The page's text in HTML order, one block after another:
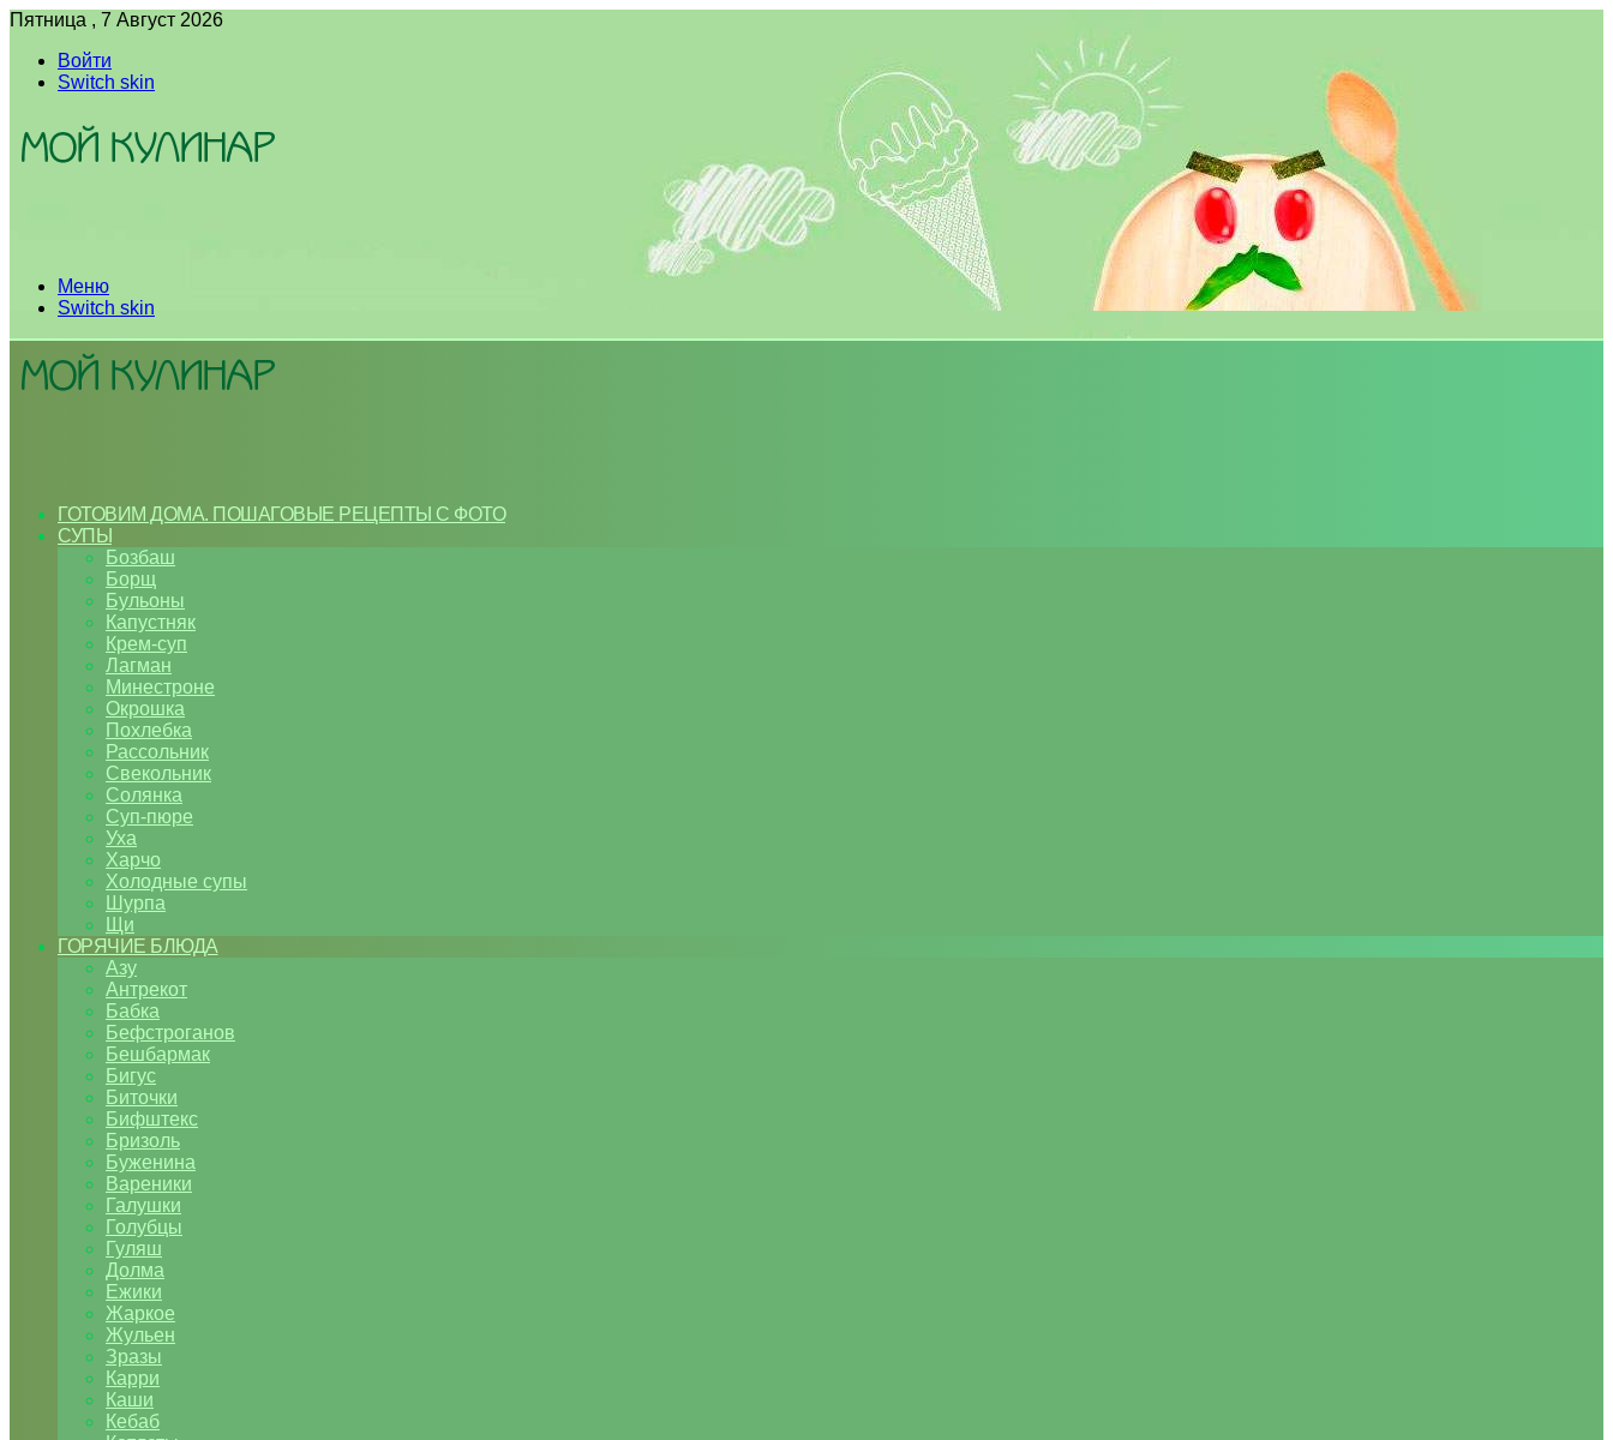
Пятница , 7 Август 2026
Войти
Switch skin
Меню
Switch skin
ГОТОВИМ ДОМА. ПОШАГОВЫЕ РЕЦЕПТЫ С ФОТО
СУПЫ
Бозбаш
Борщ
Бульоны
Капустняк
Крем-суп
Лагман
Минестроне
Окрошка
Похлебка
Рассольник
Свекольник
Солянка
Суп-пюре
Уха
Харчо
Холодные супы
Шурпа
Щи
ГОРЯЧИЕ БЛЮДА
Азу
Антрекот
Бабка
Бефстроганов
Бешбармак
Бигус
Биточки
Бифштекс
Бризоль
Буженина
Вареники
Галушки
Голубцы
Гуляш
Долма
Ежики
Жаркое
Жульен
Зразы
Карри
Каши
Кебаб